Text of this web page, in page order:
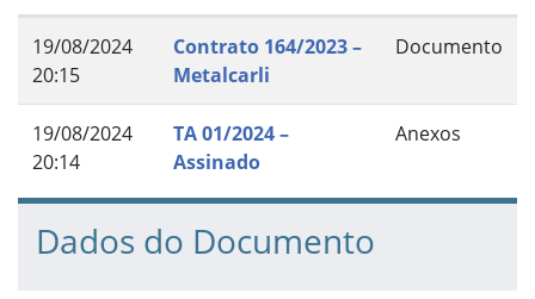
19/08/2024
20:15
Contrato 164/2023 –
Metalcarli
Documento
19/08/2024
20:14
TA 01/2024 –
Assinado
Anexos
Dados do Documento